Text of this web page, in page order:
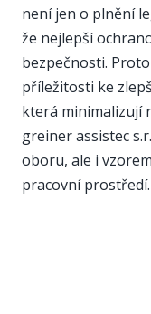
není jen o plnění
že nejlepší
bezpečnosti.
příležitosti ke
která minimalizují
greiner assistec
oboru, ale i
pracovní prostředí.